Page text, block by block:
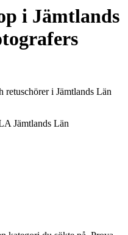
i Jämtlands
retuschörer i Jämtlands Län
Jämtlands Län